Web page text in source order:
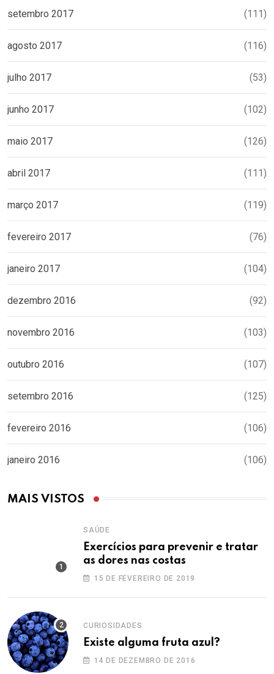
setembro 2017 (111)
agosto 2017 (116)
julho 2017 (53)
junho 2017 (102)
maio 2017 (126)
abril 2017 (111)
março 2017 (119)
fevereiro 2017 (76)
janeiro 2017 (104)
dezembro 2016 (92)
novembro 2016 (103)
outubro 2016 (107)
setembro 2016 (125)
fevereiro 2016 (106)
janeiro 2016 (106)
MAIS VISTOS
SAÚDE
Exercícios para prevenir e tratar
as dores nas costas
15 DE FEVEREIRO DE 2019
CURIOSIDADES
Existe alguma fruta azul?
14 DE DEZEMBRO DE 2016